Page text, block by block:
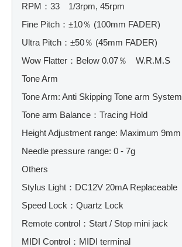
RPM：33 1/3rpm, 45rpm
Fine Pitch：±10％ (100mm FADER)
Ultra Pitch：±50％ (45mm FADER)
Wow Flatter：Below 0.07％ W.R.M.S
Tone Arm
Tone Arm: Anti Skipping Tone arm System
Tone arm Balance：Tracing Hold
Height Adjustment range: Maximum 9mm
Needle pressure range: 0 - 7g
Others
Stylus Light：DC12V 20mA Replaceable
Speed Lock：Quartz Lock
Remote control：Start / Stop mini jack
MIDI Control：MIDI terminal